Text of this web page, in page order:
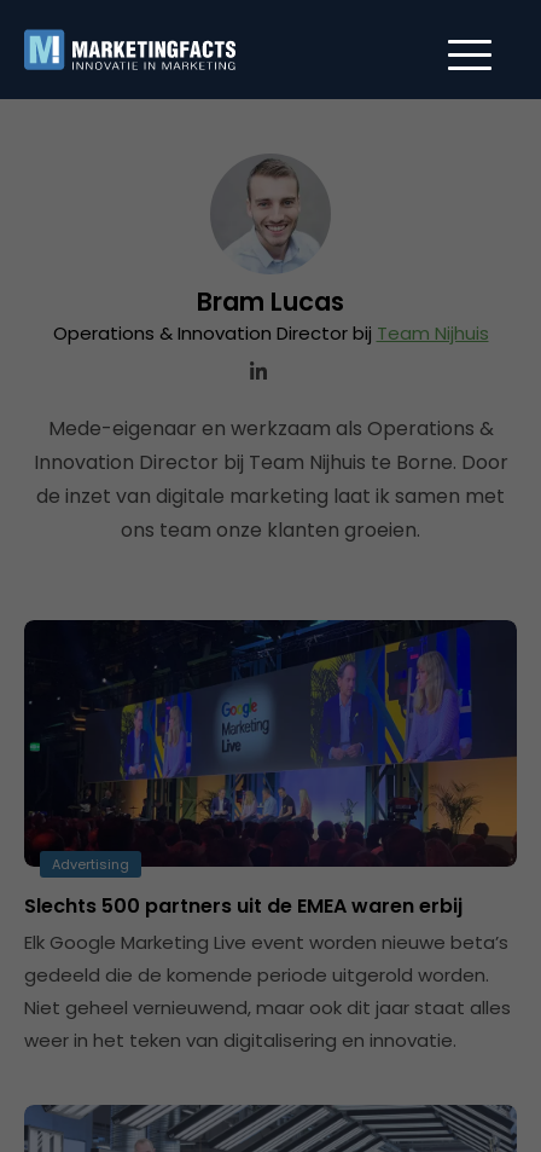
Bram Lucas
Operations & Innovation Director bij Team Nijhuis
Mede-eigenaar en werkzaam als Operations &
Innovation Director bij Team Nijhuis te Borne. Door
de inzet van digitale marketing laat ik samen met
ons team onze klanten groeien.
Advertising
Slechts 500 partners uit de EMEA waren erbij
Elk Google Marketing Live event worden nieuwe beta’s
gedeeld die de komende periode uitgerold worden.
Niet geheel vernieuwend, maar ook dit jaar staat alles
weer in het teken van digitalisering en innovatie.